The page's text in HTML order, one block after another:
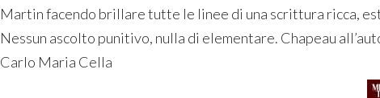
Martin facendo brillare tutte le linee di una scrittura ricca,
Nessun ascolto punitivo, nulla di elementare. Chapeau
Carlo Maria Cella